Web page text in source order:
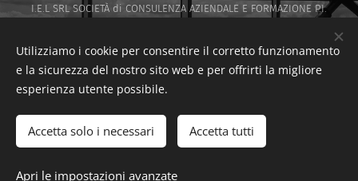
I.E.L SRL SOCIETÀ di CONSULENZA AZIENDALE E FORMAZIONE P.I.
I.E.L. SRL SOCIETÀ di Capitali ISCRITTA PRESSO LA CAMERA DI COMMERCIO
Via Montello 30 00195 Roma
Sito creato da F.D.T CONSULTING di Francesco Di Tommaso
F.D.T. CONSULTING DI FRANCESCO DI TOMMASO
Utilizziamo i cookie per consentire il corretto funzionamento
e la sicurezza del nostro sito web e per offrirti la migliore
esperienza utente possibile.
Accetta solo i necessari Accetta tutti
Apri le impostazioni avanzate